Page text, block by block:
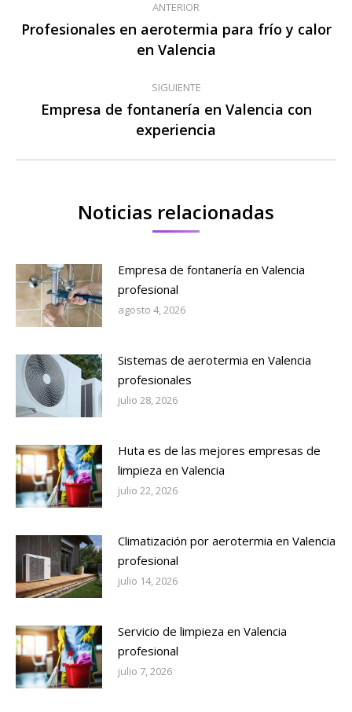
entre
publicaciones
ANTERIOR
Publicación
anterior:
Profesionales en aerotermia para frío y calor
en Valencia
SIGUIENTE
Publicación
siguiente:
Empresa de fontanería en Valencia con
experiencia
Noticias relacionadas
Empresa de fontanería en Valencia
profesional
agosto 4, 2026
Sistemas de aerotermia en Valencia
profesionales
julio 28, 2026
Huta es de las mejores empresas de
limpieza en Valencia
julio 22, 2026
Climatización por aerotermia en Valencia
profesional
julio 14, 2026
Servicio de limpieza en Valencia
profesional
julio 7, 2026